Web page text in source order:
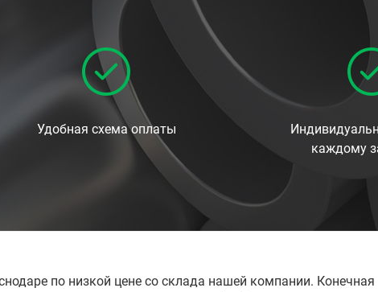
Удобная схема оплаты
каждому
по низкой цене со склада нашей компании.